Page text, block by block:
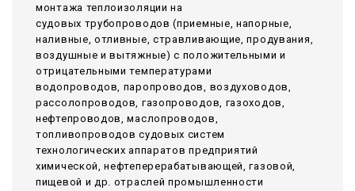
монтажа теплоизоляции на
судовых трубопроводов (приемные, напорные,
наливные, отливные, стравливающие, продувания,
воздушные и вытяжные) с положительными и
отрицательными температурами
водопроводов, паропроводов, воздуховодов,
рассолопроводов, газопроводов, газоходов,
нефтепроводов, маслопроводов,
топливопроводов судовых систем
технологических аппаратов предприятий
химической, нефтеперерабатывающей, газовой,
пищевой и др. отраслей промышленности